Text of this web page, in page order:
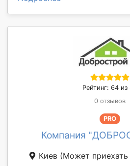
Рейтинг: 64 из
0 отзывов
PRO
Компания
Киев (Может приехать